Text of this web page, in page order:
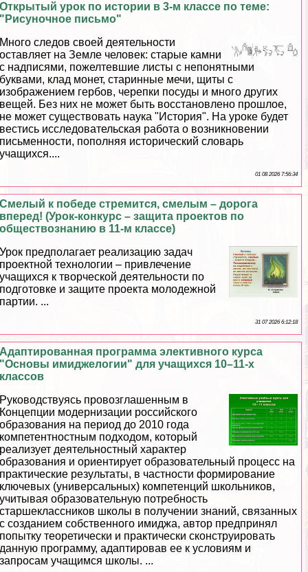
Открытый урок по истории в 3-м классе по теме:
"Рисуночное письмо"
Много следов своей деятельности
оставляет на Земле человек: старые камни
с надписями, пожелтевшие листы с непонятными
буквами, клад монет, старинные мечи, щиты с
изображением гербов, черепки посуды и много других
вещей. Без них не может быть восстановлено прошлое,
не может существовать наука "История". На уроке будет
вестись исследовательская работа о возникновении
письменности, пополняя исторический словарь
учащихся....
01 08 2026 7:56:34
Смелый к победе стремится, смелым – дорога
вперед! (Урок-конкурс – защита проектов по
обществознанию в 11-м классе)
Урок предполагает реализацию задач
проектной технологии – привлечение
учащихся к творческой деятельности по
подготовке и защите проекта молодежной
партии. ...
31 07 2026 6:12:18
Адаптированная программа элективного курса
"Основы имиджелогии" для учащихся 10–11-х
классов
Руководствуясь провозглашенным в
Концепции модернизации российского
образования на период до 2010 года
компетентностным подходом, который
реализует деятельностный хаpaктер
образования и ориентирует образовательный процесс на
пpaктические результаты, в частности формирование
ключевых (универсальных) компетенций школьников,
учитывая образовательную потребность
старшеклассников школы в получении знаний, связанных
с созданием собственного имиджа, автор предпринял
попытку теоретически и пpaктически сконструировать
данную программу, адаптировав ее к условиям и
запросам учащимся школы. ...